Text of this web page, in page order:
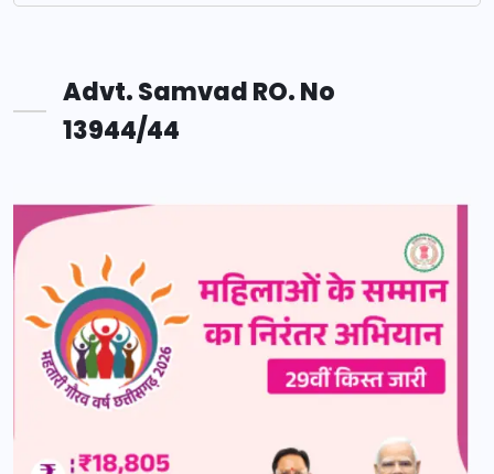
Advt. Samvad RO. No
13944/44